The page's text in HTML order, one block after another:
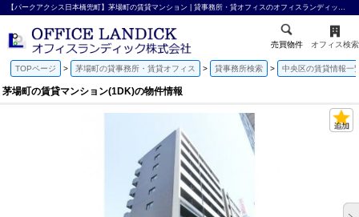
【パークアクシス日本橋兜町】茅場町の賃貸マンション | 貸事務所・貸オフィスのオフィスランディック株式会社
売買物件 オフィス検索
TOPページ 茅場町の貸事務所・賃貸オフィス 貸事務所検索 中央区の賃貸情報一
茅場町の賃貸マンション(1DK)の物件情報